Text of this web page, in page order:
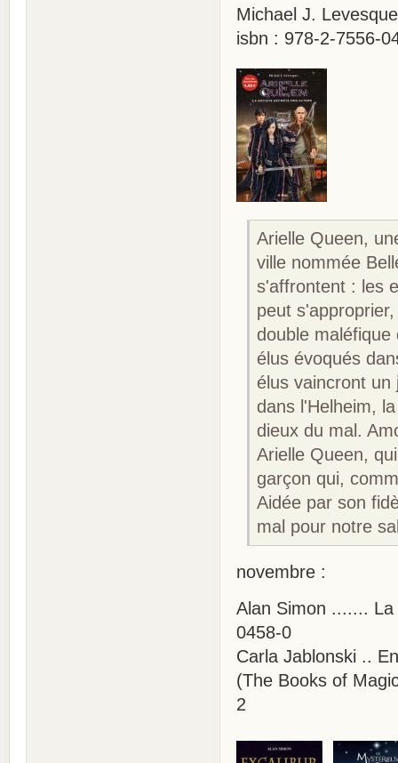
Michael J.
isbn : 978-2-7556-
Arielle Queen,
ville nommée
s'affrontent : les
peut
double
élus évoqués
élus vaincront
dans l'Helheim,
dieux du mal.
Arielle Queen,
garçon qui,
Aidée par son
mal pour notre
novembre :
Alan Simon .......
0458-0
Carla Jablonski ..
(The Books of
2